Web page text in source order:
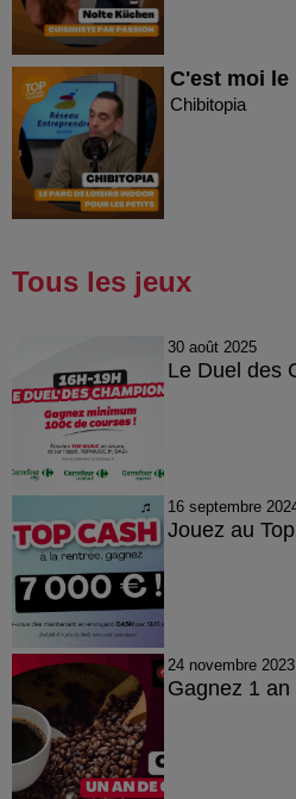
C'est moi
Chibitopia
Tous les jeux
30 août 2025
Le Duel des
16 septembre
Jouez au
24 novembre 2023
Gagnez 1